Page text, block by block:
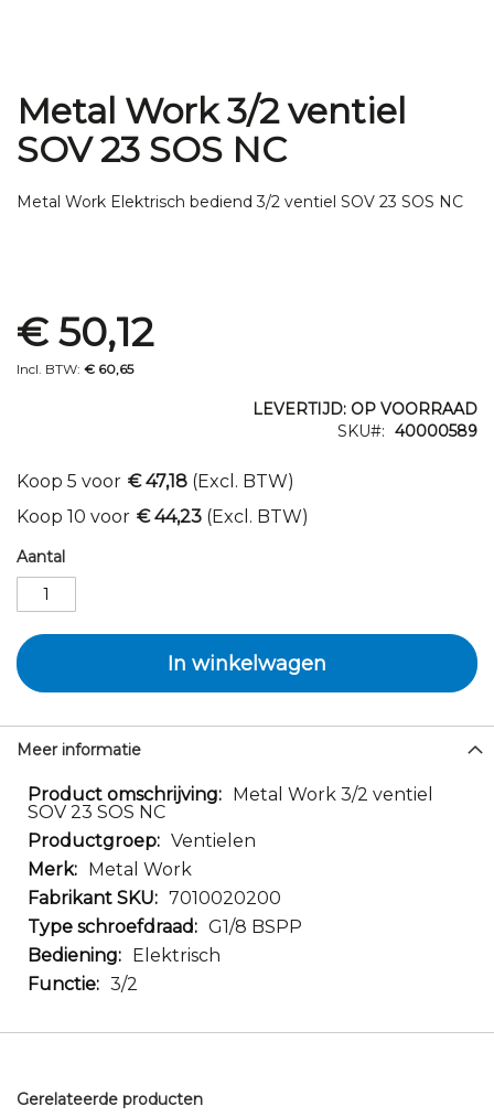
Metal Work 3/2 ventiel
SOV 23 SOS NC
Metal Work Elektrisch bediend 3/2 ventiel SOV 23 SOS NC
Special
Price
€ 60,65
€ 50,12
LEVERTIJD: OP VOORRAAD
SKU
40000589
Koop 5 voor € 47,18 (Excl. BTW)
Koop 10 voor € 44,23 (Excl. BTW)
Aantal
In winkelwagen
Ga
naar
het
van
Meer informatie
Meer
informatie
Metal Work 3/2 ventiel
SOV 23 SOS NC
Ventielen
Metal Work
7010020200
G1/8 BSPP
Elektrisch
3/2
Gerelateerde producten